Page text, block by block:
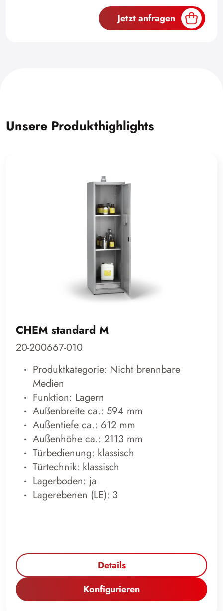
Jetzt anfragen
Unsere Produkthighlights
CHEM standard M
20-200667-010
Produktkategorie: Nicht brennbare
Medien
Funktion: Lagern
Außenbreite ca.: 594 mm
Außentiefe ca.: 612 mm
Außenhöhe ca.: 2113 mm
Türbedienung: klassisch
Türtechnik: klassisch
Lagerboden: ja
Lagerebenen (LE): 3
Details
Konfigurieren